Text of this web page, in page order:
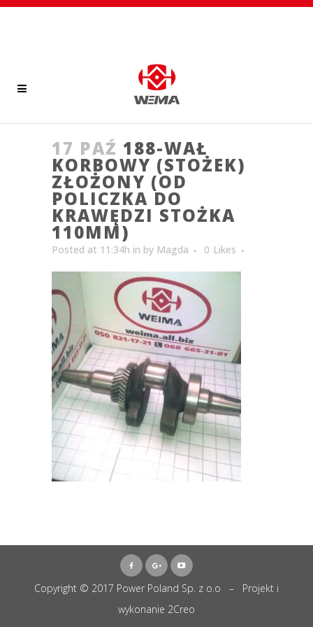
17 PAŹ 188-WAŁ
KORBOWY (STOŻEK)
ZŁOŻONY (OD
POLICZKA DO
KRAWĘDZI STOŻKA
110MM)
Posted at 11:34h in by Magda 0 Likes
Copyright © 2017 Power Poland Sp. z o.o – Projekt i
wykonanie 2Creo